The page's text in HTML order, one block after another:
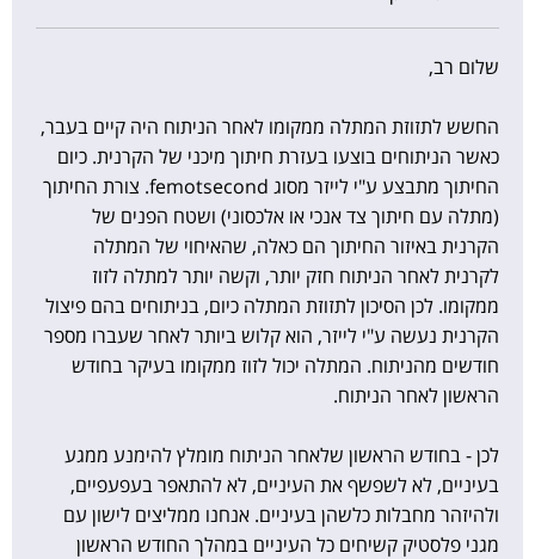
שלום רב,
החשש לתזוזת המתלה ממקומו לאחר הניתוח היה קיים בעבר,
כאשר הניתוחים בוצעו בעזרת חיתוך מיכני של הקרנית. כיום
החיתוך מתבצע ע"י לייזר מסוג femotsecond. צורת החיתוך
(מתלה עם חיתוך צד אנכי או אלכסוני) ושטח הפנים של
הקרנית באיזור החיתוך הם כאלה, שהאיחוי של המתלה
לקרנית לאחר הניתוח חזק יותר, וקשה יותר למתלה לזוז
ממקומו. לכן הסיכון לתזוזת המתלה כיום, בניתוחים בהם פיצול
הקרנית נעשה ע"י לייזר, הוא קלוש ביותר לאחר שעברו מספר
חודשים מהניתוח. המתלה יכול לזוז ממקומו בעיקר בחודש
הראשון לאחר הניתוח.
לכן - בחודש הראשון שלאחר הניתוח מומלץ להימנע ממגע
בעיניים, לא לשפשף את העיניים, לא להתאפר בעפעפיים,
ולהיזהר מחבלות כלשהן בעיניים. אנחנו ממליצים לישון עם
מגני פלסטיק קשיחים כל העיניים במהלך החודש הראשון